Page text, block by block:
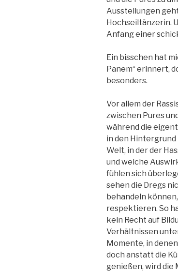
Ausstellungen
Hochseiltänzerin.
Anfang einer
Ein bisschen hat
Panem“ erinnert,
besonders.
Vor allem der
zwischen Pures
während die
in den
Welt, in der der
und welche
fühlen sich
sehen die Dregs
behandeln
respektieren. So
kein Recht auf
Verhältnissen
Momente, in
doch anstatt die
genießen, wird die